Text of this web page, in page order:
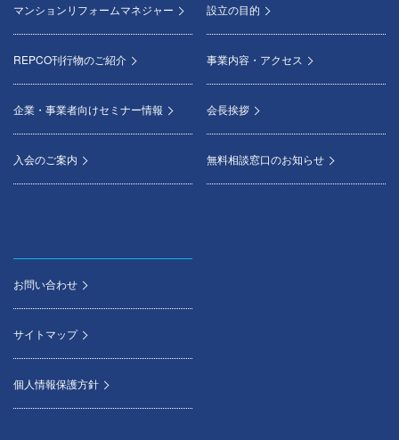
マンションリフォームマネジャー
REPCO刊行物のご紹介
企業・事業者向けセミナー情報
入会のご案内
設立の目的
事業内容・アクセス
会長挨拶
無料相談窓口のお知らせ
お問い合わせ
サイトマップ
個人情報保護方針